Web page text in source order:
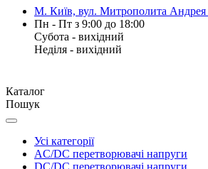
М. Київ, вул. Митрополита
Пн - Пт з 9:00 до 18:00
Субота - вихідний
Неділя - вихідний
Каталог
Пошук
Усі категорії
AC/DC перетворювачі напруги
DC/DC перетворювачі напруги